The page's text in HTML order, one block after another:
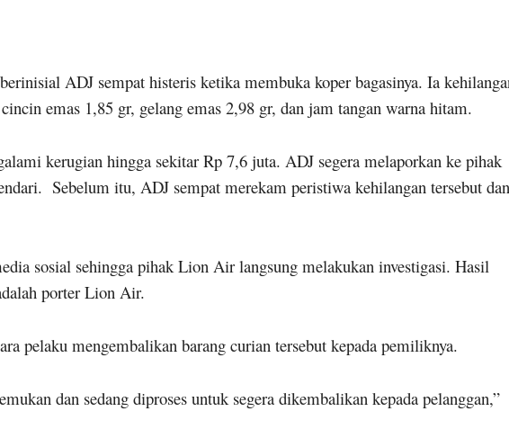
ADJ sempat histeris ketika membuka koper bagasinya. Ia
emas 1,85 gr, gelang emas 2,98 gr, dan jam tangan warna hitam.
kerugian hingga sekitar Rp 7,6 juta. ADJ segera melaporkan ke pihak
Sebelum itu, ADJ sempat merekam peristiwa kehilangan tersebut dan
sosial sehingga pihak Lion Air langsung melakukan investigasi. Hasil
porter Lion Air.
pelaku mengembalikan barang curian tersebut kepada pemiliknya.
dan sedang diproses untuk segera dikembalikan kepada pelanggan,”